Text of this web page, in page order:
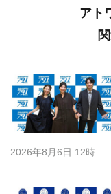
アト
2026年8月6日 12時